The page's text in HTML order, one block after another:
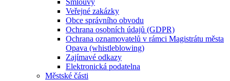
Smlouvy
Veřejné zakázky
Obce správního obvodu
Ochrana osobních údajů (GDPR)
Ochrana oznamovatelů v rámci Magistrátu města
Opava (whistleblowing)
Zajímavé odkazy
Elektronická podatelna
Městské části